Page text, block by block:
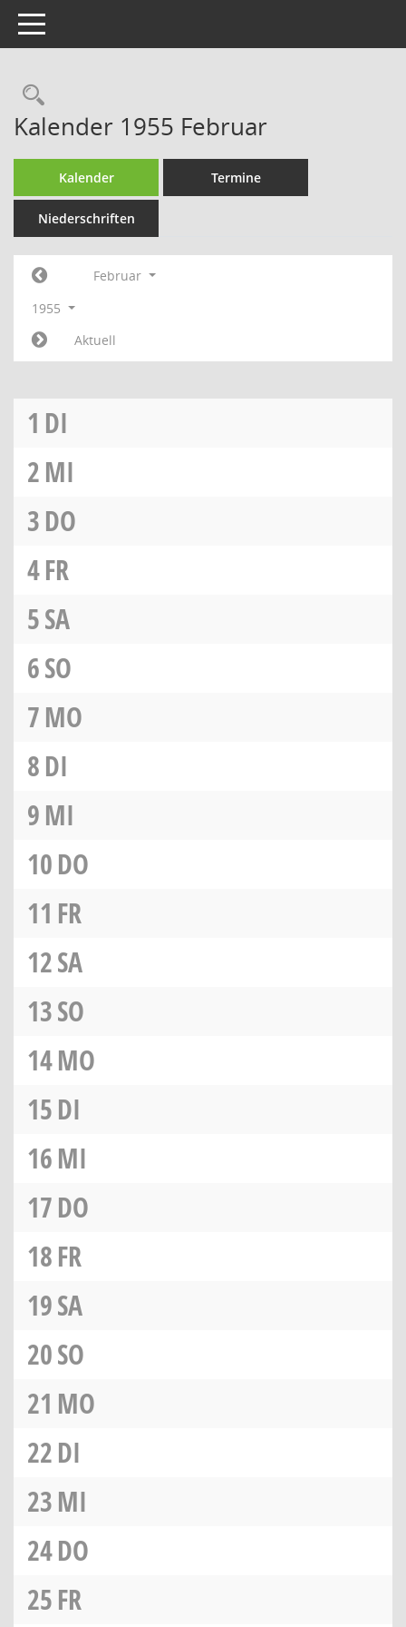
Toggle navigation
Rechercheauswahl
Kalender 1955 Februar
Kalender Termine
Niederschriften
Februar
1955
Aktuell
1 DI
2MI
3DO
4FR
5SA
6SO
7MO
8DI
9MI
10DO
11 FR
12SA
13SO
14MO
15DI
16MI
17DO
18FR
19SA
20SO
21 MO
22DI
23MI
24DO
25FR